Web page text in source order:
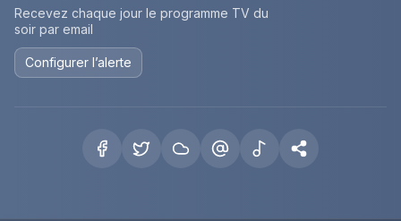
Recevez chaque jour le programme TV du
soir par email
Configurer l’alerte